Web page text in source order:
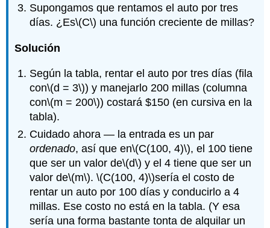
Supongamos que rentamos el auto por tres
días. ¿Es\(C\) una función creciente de millas?
Solución
Según la tabla, rentar el auto por tres días (fila
con\(d = 3\)) y manejarlo 200 millas (columna
con\(m = 200\)) costará $150 (en cursiva en la
tabla).
Cuidado ahora — la entrada es un par
ordenado, así que en\(C(100, 4)\), el 100 tiene
que ser un valor de\(d\) y el 4 tiene que ser un
valor de\(m\).\(C(100, 4)\)sería el costo de
rentar un auto por 100 días y conducirlo a 4
millas. Ese costo no está en la tabla. (Y esa
sería una forma bastante tonta de alquilar un